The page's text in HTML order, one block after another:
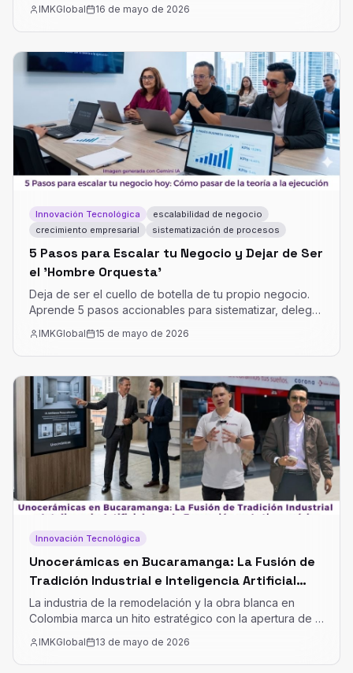
interacción humana-máquina.Este artículo explora su
naturaleza, sus potenciales usos creativos y estrategias
IMKGlobal 16 de mayo de 2026
Innovación Tecnológica
escalabilidad de negocio
crecimiento empresarial
sistematización de procesos
5 Pasos para Escalar tu Negocio y Dejar de Ser
el 'Hombre Orquesta'
Deja de ser el cuello de botella de tu propio negocio.
Aprende 5 pasos accionables para sistematizar, delegar
IMKGlobal 15 de mayo de 2026
Innovación Tecnológica
Unocerámicas en Bucaramanga: La Fusión de
Tradición Industrial e Inteligencia Artificial
para la Expansión en Latinoamérica
La industria de la remodelación y la obra blanca en
Colombia marca un hito estratégico con la apertura de la
bajo el liderazgo de Luis Alzate de Unocerámicas y la
participación estratégica de Camilo Fernando
IMKGlobal 13 de mayo de 2026